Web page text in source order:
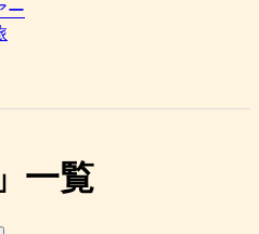
ー
」 一覧